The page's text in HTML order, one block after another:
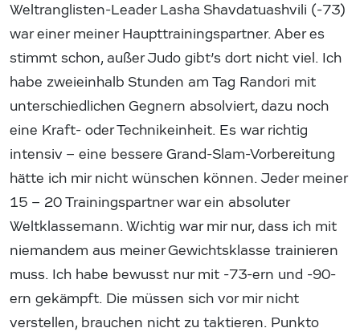
Weltranglisten-Leader Lasha Shavdatuashvili (-73)
war einer meiner Haupttrainingspartner. Aber es
stimmt schon, außer Judo gibt’s dort nicht viel. Ich
habe zweieinhalb Stunden am Tag Randori mit
unterschiedlichen Gegnern absolviert, dazu noch
eine Kraft- oder Technikeinheit. Es war richtig
intensiv – eine bessere Grand-Slam-Vorbereitung
hätte ich mir nicht wünschen können. Jeder meiner
15 – 20 Trainingspartner war ein absoluter
Weltklassemann. Wichtig war mir nur, dass ich mit
niemandem aus meiner Gewichtsklasse trainieren
muss. Ich habe bewusst nur mit -73-ern und -90-
ern gekämpft. Die müssen sich vor mir nicht
verstellen, brauchen nicht zu taktieren. Punkto